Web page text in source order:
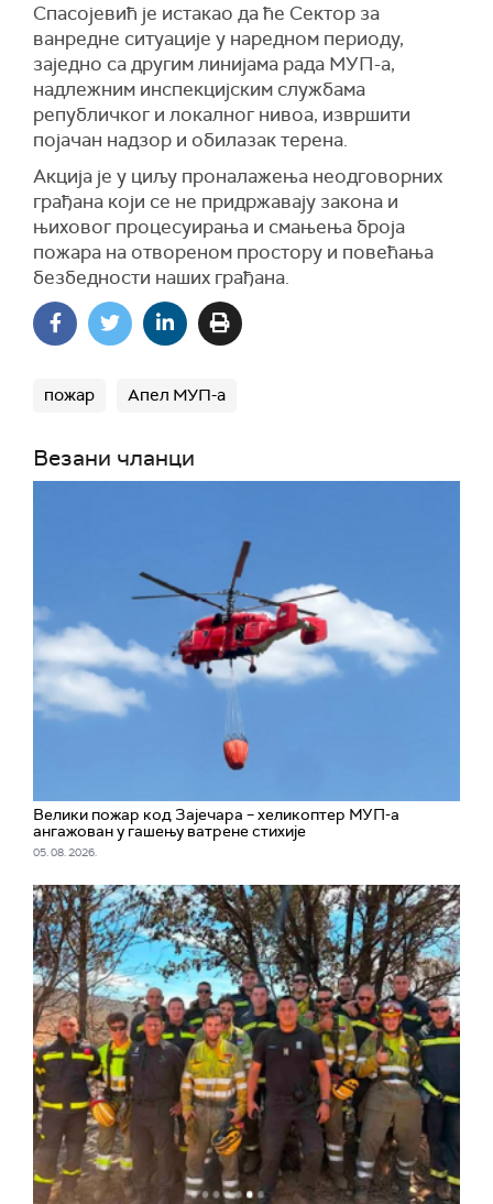
Спасојевић је истакао да ће Сектор за
ванредне ситуације у наредном периоду,
заједно са другим линијама рада МУП-а,
надлежним инспекцијским службама
републичког и локалног нивоа, извршити
појачан надзор и обилазак терена.
Акција је у циљу проналажења неодговорних
грађана који се не придржавају закона и
њиховог процесуирања и смањења броја
пожара на отвореном простору и повећања
безбедности наших грађана.
пожар Апел МУП-а
Везани чланци
Велики пожар код Зајечара – хеликоптер МУП-а
ангажован у гашењу ватрене стихије
05. 08. 2026.